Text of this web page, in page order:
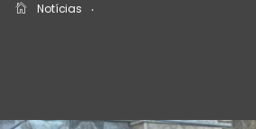
Notícias ‧